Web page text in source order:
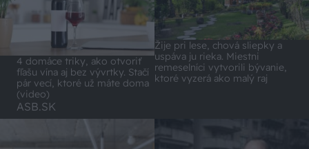
4 domáce triky, ako otvoriť
fľašu vína aj bez vývrtky. Stačí
pár vecí, ktoré už máte doma
(video)
Žije pri lese, chová sliepky a
uspáva ju rieka. Miestni
remeselníci vytvorili bývanie,
ktoré vyzerá ako malý raj
ASB.SK